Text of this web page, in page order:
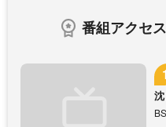
番組アクセ